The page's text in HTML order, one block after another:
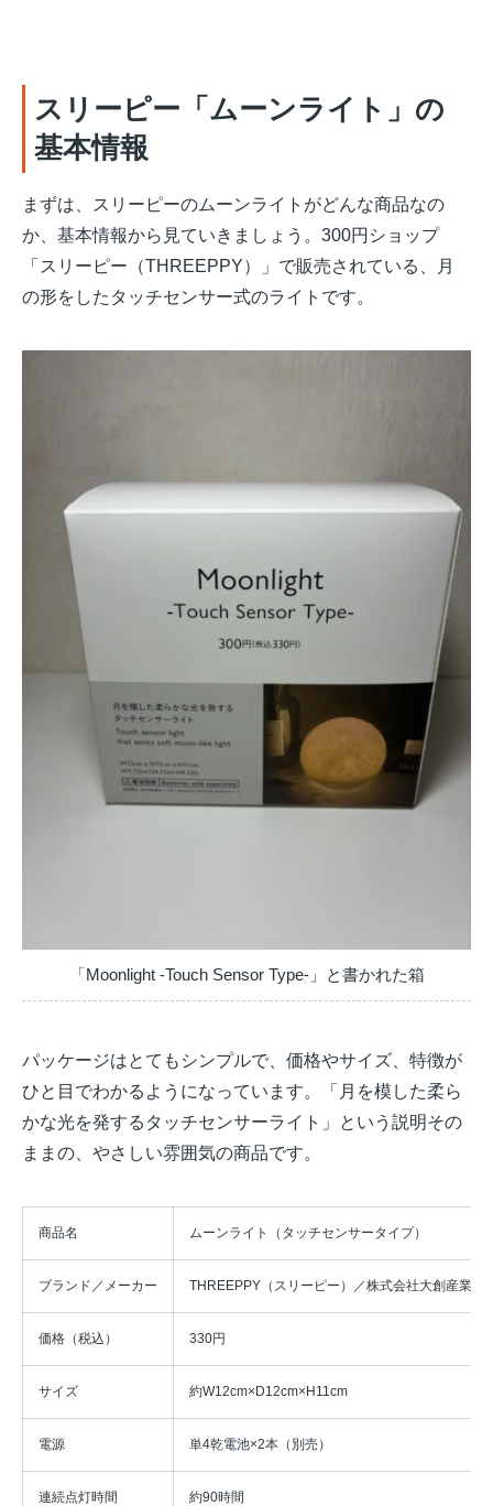
スリーピー「ムーンライト」の
基本情報
まずは、スリーピーのムーンライトがどんな商品なの
か、基本情報から見ていきましょう。300円ショップ
「スリーピー（THREEPPY）」で販売されている、月
の形をしたタッチセンサー式のライトです。
「Moonlight -Touch Sensor Type-」と書かれた箱
パッケージはとてもシンプルで、価格やサイズ、特徴が
ひと目でわかるようになっています。「月を模した柔ら
かな光を発するタッチセンサーライト」という説明その
ままの、やさしい雰囲気の商品です。
商品名 ムーンライト（タッチセンサータイプ）
ブランド／メーカー THREEPPY（スリーピー）／株式会社大創産業（
価格（税込） 330円
サイズ 約W12cm×D12cm×H11cm
電源 単4乾電池×2本（別売）
連続点灯時間 約90時間